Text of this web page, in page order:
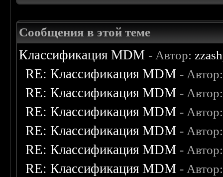
Сообщения в этой теме
Классификация MDM - Автор:
RE: Классификация MDM -
RE: Классификация MDM -
RE: Классификация MDM -
RE: Классификация MDM -
RE: Классификация MDM -
RE: Классификация MDM -